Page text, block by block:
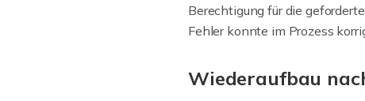
Berechtigung für die
Fehler konnte im Prozess
Wiederaufbau